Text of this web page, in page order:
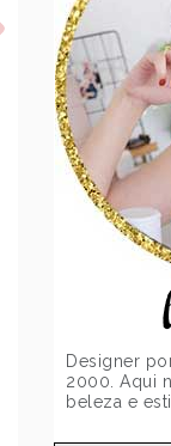
Designer
2000. Aqui
beleza e